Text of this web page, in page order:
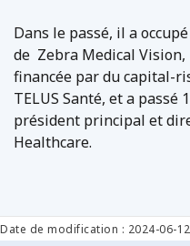
Dans le passé, il a
de Zebra Medical
financée par du capital-
TELUS Santé, et a passé
président principal et
Healthcare.
Date de modification : 2024-06-12